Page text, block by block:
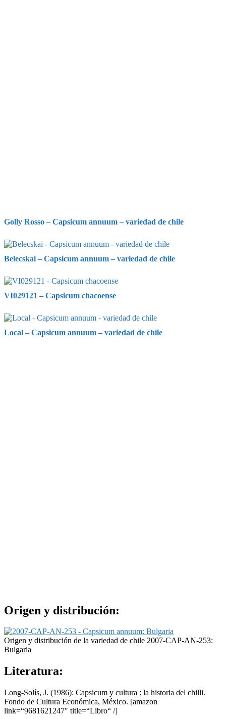
Golly Rosso – Capsicum annuum – variedad de chile
Belecskai – Capsicum annuum – variedad de chile
VI029121 – Capsicum chacoense
Local – Capsicum annuum – variedad de chile
Origen y distribución:
Origen y distribución de la variedad de chile 2007-CAP-AN-253:
Bulgaria
Literatura:
Long-Solís, J. (1986): Capsicum y cultura : la historia del chilli.
Fondo de Cultura Económica, México. [amazon
link=“9681621247″ title=“Libro“ /]